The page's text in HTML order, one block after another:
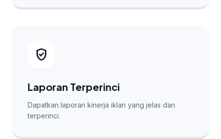
verified_user
Laporan Terperinci
Dapatkan laporan kinerja iklan yang jelas dan
terperinci.